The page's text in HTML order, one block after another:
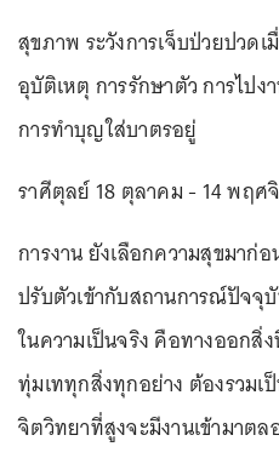
สุขภาพ ระวังการเจ็บป่วยปวด
อุบัติเหตุ การรักษาตัว การไป
การทำบุญใส่บาตรอยู่
ราศีตุลย์ 18 ตุลาคม - 14 พฤศ
การงาน ยังเลือกความสุขมาก่
ปรับตัวเข้ากับสถานการณ์ปัจจุ
ในความเป็นจริง คือทางออก
ทุ่มเททุกสิ่งทุกอย่าง ต้องรวม
จิตวิทยาที่สูงจะมีงานเข้ามาตล